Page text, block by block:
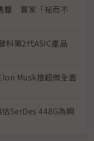
罄 買家「祕而不
第2代ASIC產品
Musk捨超微全面
SerDes 448G為銅